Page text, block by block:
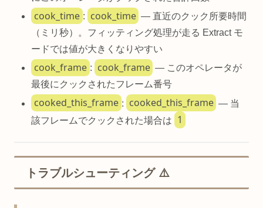
cook_time : cook_time — 直近のクック所要時間
（ミリ秒）。フィッティング処理が走る Extract モ
ードでは値が大きくなりやすい
cook_frame : cook_frame — このオペレータが
最後にクックされたフレーム番号
cooked_this_frame : cooked_this_frame — 当
該フレームでクックされた場合は
1
トラブルシューティング ⚠️